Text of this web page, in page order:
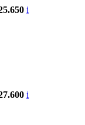
i
i